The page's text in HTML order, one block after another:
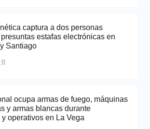
captura a dos personas
estafas electrónicas en
Santiago
ocupa armas de fuego, máquinas
y armas blancas durante
operativos en La Vega